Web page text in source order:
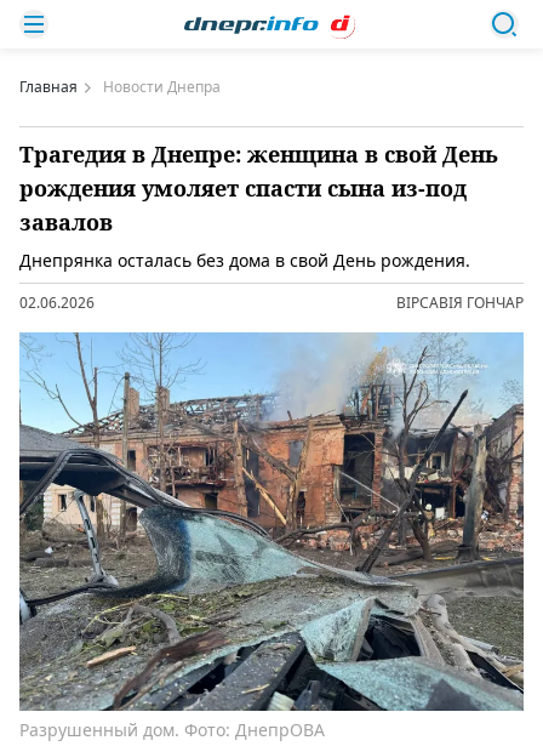
Главная Новости Днепра
Трагедия в Днепре: женщина в свой День
рождения умоляет спасти сына из-под
завалов
Днепрянка осталась без дома в свой День рождения.
02.06.2026 ВІРСАВІЯ ГОНЧАР
Разрушенный дом. Фото: ДнепрОВА